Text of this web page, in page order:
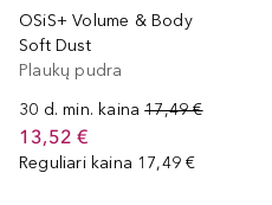
OSiS+ Volume & Body
Soft Dust
Plaukų pudra
30 d. min. kaina 17,49 €
13,52 €
Reguliari kaina 17,49 €